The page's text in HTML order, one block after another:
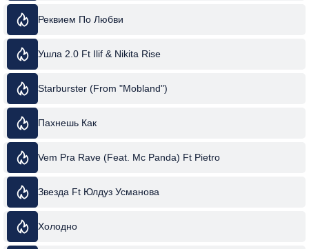
Реквием По Любви
Ушла 2.0 Ft Ilif & Nikita Rise
Starburster (From "Mobland")
Пахнешь Как
Vem Pra Rave (Feat. Mc Panda) Ft Pietro
Звезда Ft Юлдуз Усманова
Холодно